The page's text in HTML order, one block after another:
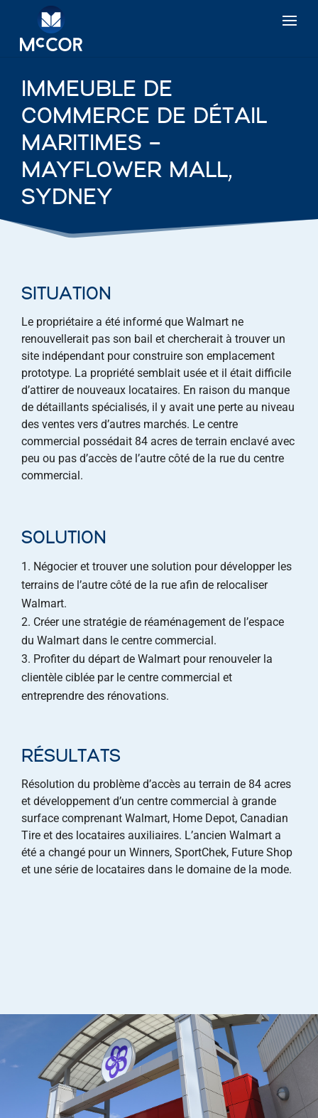
IMMEUBLE DE
COMMERCE DE DÉTAIL
MARITIMES –
MAYFLOWER MALL,
SYDNEY
SITUATION
Le propriétaire a été informé que Walmart ne
renouvellerait pas son bail et chercherait à trouver un
site indépendant pour construire son emplacement
prototype. La propriété semblait usée et il était difficile
d’attirer de nouveaux locataires. En raison du manque
de détaillants spécialisés, il y avait une perte au niveau
des ventes vers d’autres marchés. Le centre
commercial possédait 84 acres de terrain enclavé avec
peu ou pas d’accès de l’autre côté de la rue du centre
commercial.
SOLUTION
Négocier et trouver une solution pour développer les
terrains de l’autre côté de la rue afin de relocaliser
Walmart.
Créer une stratégie de réaménagement de l’espace
du Walmart dans le centre commercial.
Profiter du départ de Walmart pour renouveler la
clientèle ciblée par le centre commercial et
entreprendre des rénovations.
RÉSULTATS
Résolution du problème d’accès au terrain de 84 acres
et développement d’un centre commercial à grande
surface comprenant Walmart, Home Depot, Canadian
Tire et des locataires auxiliaires. L’ancien Walmart a
été a changé pour un Winners, SportChek, Future Shop
et une série de locataires dans le domaine de la mode.